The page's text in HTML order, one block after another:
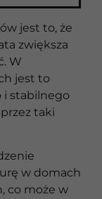
jest to, że
zwiększa
W
jest to
i stabilnego
taki
w domach
co może w